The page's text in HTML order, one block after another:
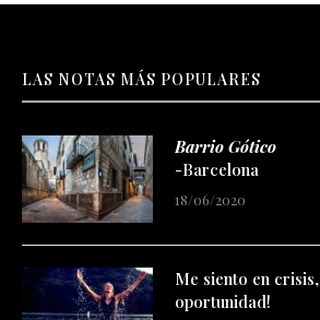
LAS NOTAS MÁS POPULARES
Barrio Gótico
-Barcelona
18/06/2020
Me siento en
oportunidad!